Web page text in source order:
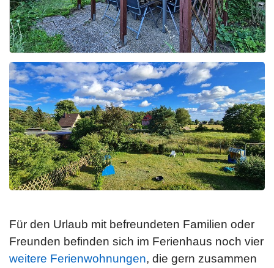
Für den Urlaub mit befreundeten Familien oder
Freunden befinden sich im Ferienhaus noch vier
weitere Ferienwohnungen, die gern zusammen